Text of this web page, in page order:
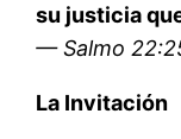
su justicia
— Salmo
La Invitación